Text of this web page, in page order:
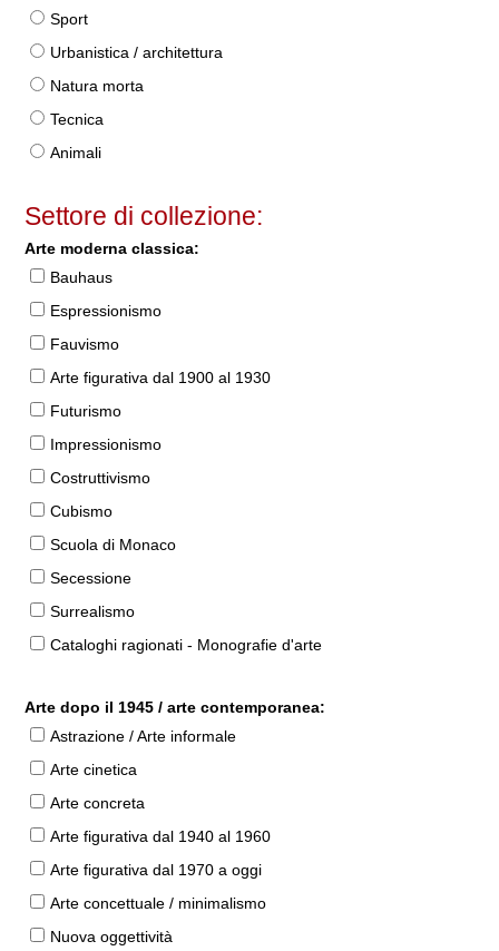
Sport
Urbanistica / architettura
Natura morta
Tecnica
Animali
Settore di collezione:
Arte moderna classica:
Bauhaus
Espressionismo
Fauvismo
Arte figurativa dal 1900 al 1930
Futurismo
Impressionismo
Costruttivismo
Cubismo
Scuola di Monaco
Secessione
Surrealismo
Cataloghi ragionati - Monografie d'arte
Arte dopo il 1945 / arte contemporanea:
Astrazione / Arte informale
Arte cinetica
Arte concreta
Arte figurativa dal 1940 al 1960
Arte figurativa dal 1970 a oggi
Arte concettuale / minimalismo
Nuova oggettività